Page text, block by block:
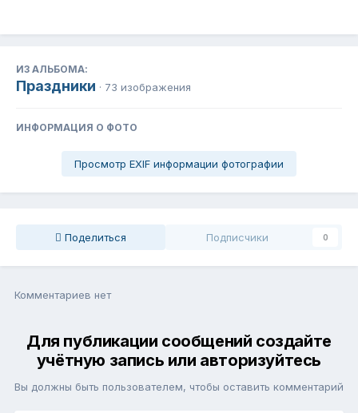
ИЗ АЛЬБОМА:
Праздники · 73 изображения
ИНФОРМАЦИЯ О ФОТО
Просмотр EXIF информации фотографии
Поделиться Подписчики 0
Комментариев нет
Для публикации сообщений создайте
учётную запись или авторизуйтесь
Вы должны быть пользователем, чтобы оставить комментарий